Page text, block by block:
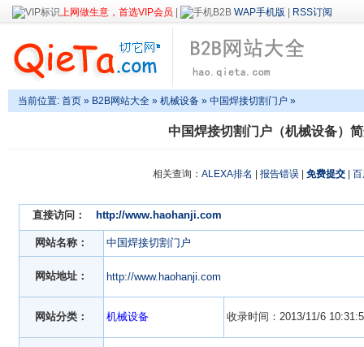
上网做生意，首选VIP会员 WAP手机版 RSS订阅
当前位置: 首页 » B2B网站大全 » 机械设备 » 中国焊接切割门户 »
中国焊接切割门户（机械设备）
相关查询： ALEXA排名 报告错误 免费提交
直接访问： http://www.haohanji.com
网站名称： 中国焊接切割门户
网站地址： http://www.haohanji.com
网站分类： 机械设备 收录时间：2013/11/6